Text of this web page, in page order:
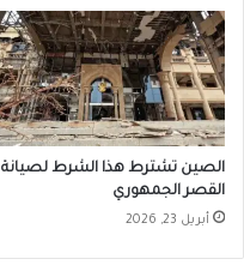
الصين تشترط هذا الشرط لصيانة
القصر الجمهوري
أبريل 23, 2026